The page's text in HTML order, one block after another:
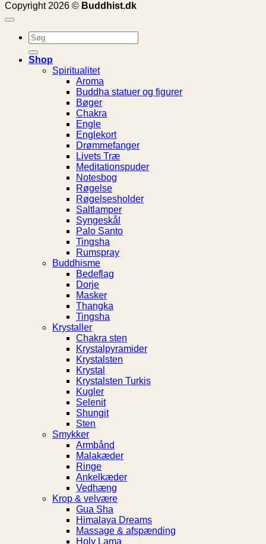
Copyright 2026 © Buddhist.dk
Søg
efter:
Shop
Spiritualitet
Aroma
Buddha statuer og figurer
Bøger
Chakra
Engle
Englekort
Drømmefanger
Livets Træ
Meditationspuder
Notesbog
Røgelse
Røgelsesholder
Saltlamper
Syngeskål
Palo Santo
Tingsha
Rumspray
Buddhisme
Bedeflag
Dorje
Masker
Thangka
Tingsha
Krystaller
Chakra sten
Krystalpyramider
Krystalsten
Krystal
Krystalsten Turkis
Kugler
Selenit
Shungit
Sten
Smykker
Armbånd
Malakæder
Ringe
Ankelkæder
Vedhæng
Krop & velvære
Gua Sha
Himalaya Dreams
Massage & afspænding
Holy Lama